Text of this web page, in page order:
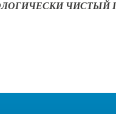
ЧИСТЫЙ